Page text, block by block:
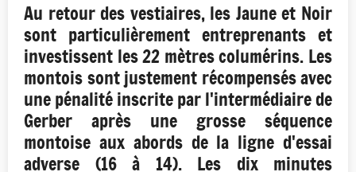
Au retour des vestiaires, les Jaune et Noir
sont particulièrement entreprenants et
investissent les 22 mètres columérins. Les
montois sont justement récompensés avec
une pénalité inscrite par l'intermédiaire de
Gerber après une grosse séquence
montoise aux abords de la ligne d'essai
adverse (16 à 14). Les dix minutes